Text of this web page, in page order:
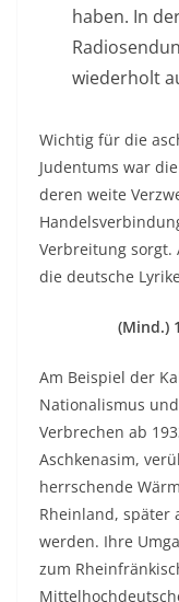
haben. In
wiederholt
Wichtig für die
Judentums war
deren weite
Verbreitung sorgt.
die deutsche
(Mind.)
Am Beispiel der
Nationalismus
Verbrechen ab
Aschkenasim,
herrschende
Rheinland, später
werden. Ihre
zum